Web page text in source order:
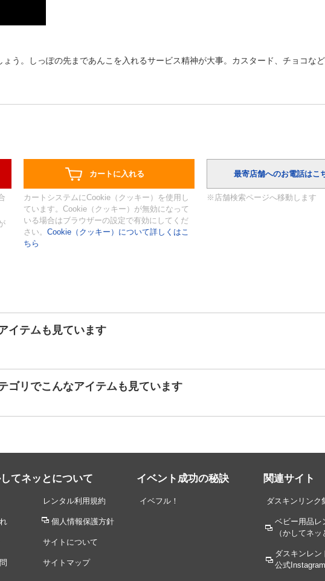
う。しっぽの先まであんこを入れるサービス精神が大事。カスタード、チョコな
カートシステムにCookie（クッキー）を使用し
ています。Cookie（クッキー）が無効になって
いる場合はブラウザーの設定で有効にしてくだ
さい。 Cookie（クッキー）について詳しくはこ
ちら
※店舗検索ページへ移動します
イテムも見ています
ゴリでこんなアイテムも見ています
てネッとについて
レンタル利用規約
個人情報保護方針
サイトについて
サイトマップ
イベント成功の秘訣
イベフル！
関連サイト
ダスキンリンク
ベビー用品レ
（かしてネッ
ダスキンレン
公式